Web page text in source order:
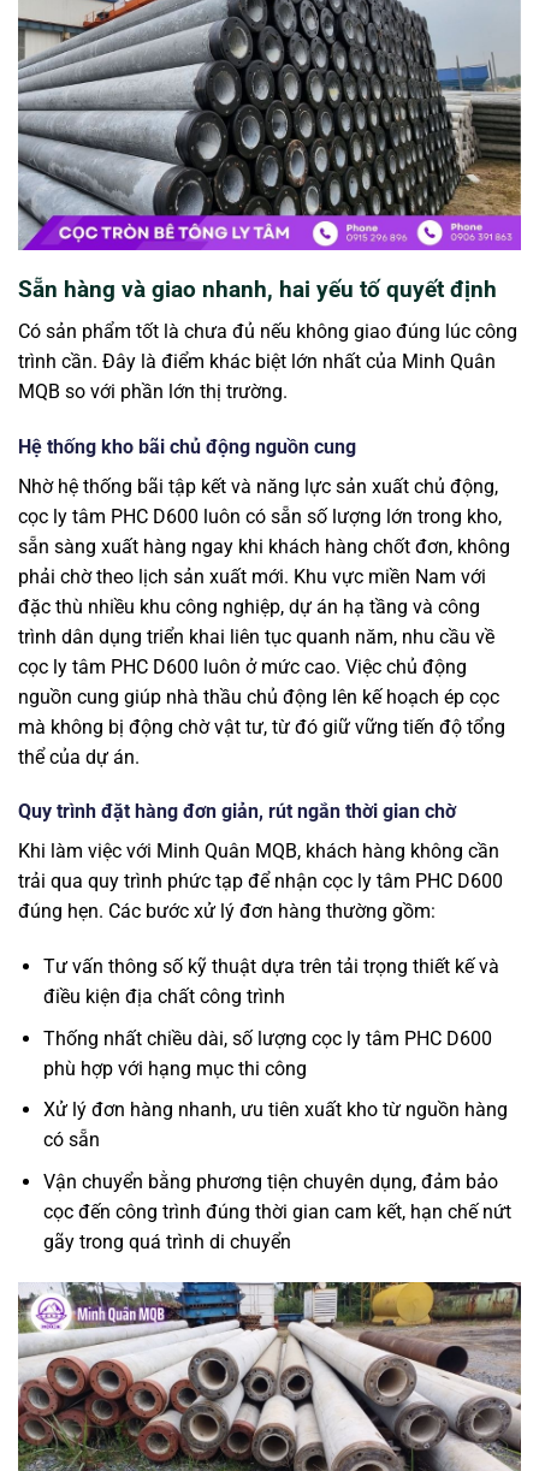
Sẵn hàng và giao nhanh, hai yếu tố quyết định
Có sản phẩm tốt là chưa đủ nếu không giao đúng lúc công
trình cần. Đây là điểm khác biệt lớn nhất của Minh Quân
MQB so với phần lớn thị trường.
Hệ thống kho bãi chủ động nguồn cung
Nhờ hệ thống bãi tập kết và năng lực sản xuất chủ động,
cọc ly tâm PHC D600 luôn có sẵn số lượng lớn trong kho,
sẵn sàng xuất hàng ngay khi khách hàng chốt đơn, không
phải chờ theo lịch sản xuất mới. Khu vực miền Nam với
đặc thù nhiều khu công nghiệp, dự án hạ tầng và công
trình dân dụng triển khai liên tục quanh năm, nhu cầu về
cọc ly tâm PHC D600 luôn ở mức cao. Việc chủ động
nguồn cung giúp nhà thầu chủ động lên kế hoạch ép cọc
mà không bị động chờ vật tư, từ đó giữ vững tiến độ tổng
thể của dự án.
Quy trình đặt hàng đơn giản, rút ngắn thời gian chờ
Khi làm việc với Minh Quân MQB, khách hàng không cần
trải qua quy trình phức tạp để nhận cọc ly tâm PHC D600
đúng hẹn. Các bước xử lý đơn hàng thường gồm:
Tư vấn thông số kỹ thuật dựa trên tải trọng thiết kế và
điều kiện địa chất công trình
Thống nhất chiều dài, số lượng cọc ly tâm PHC D600
phù hợp với hạng mục thi công
Xử lý đơn hàng nhanh, ưu tiên xuất kho từ nguồn hàng
có sẵn
Vận chuyển bằng phương tiện chuyên dụng, đảm bảo
cọc đến công trình đúng thời gian cam kết, hạn chế nứt
gãy trong quá trình di chuyển